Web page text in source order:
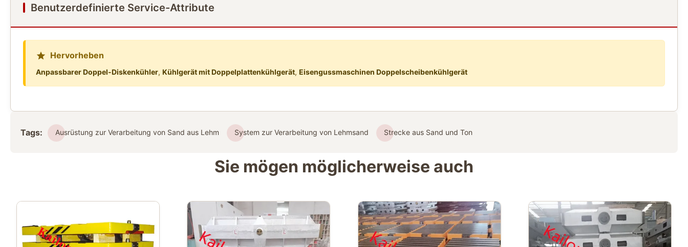
Benutzerdefinierte Service-Attribute
Hervorheben
Anpassbarer Doppel-Diskenkühler, Kühlgerät mit Doppelplattenkühlgerät, Eisengussmaschinen Doppelscheibenkühlgerät
Tags: Ausrüstung zur Verarbeitung von Sand aus Lehm System zur Verarbeitung von Lehmsand Strecke aus Sand und Ton
Sie mögen möglicherweise auch